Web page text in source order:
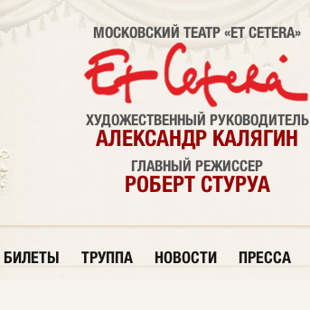
МОСКОВСКИЙ ТЕАТР «ET CETERA»
ХУДОЖЕСТВЕННЫЙ РУКОВОДИТЕЛЬ
АЛЕКСАНДР КАЛЯГИН
ГЛАВНЫЙ РЕЖИССЕР
РОБЕРТ СТУРУА
БИЛЕТЫ ТРУППА НОВОСТИ ПРЕССА